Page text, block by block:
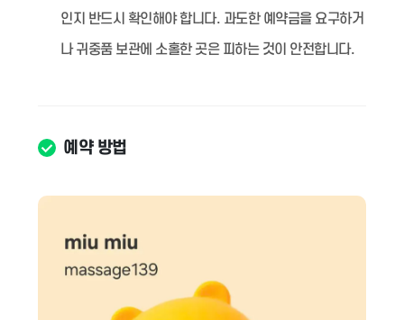
인지 반드시 확인해야 합니다. 과도한 예약금을 요구하거
나 귀중품 보관에 소홀한 곳은 피하는 것이 안전합니다.
예약 방법